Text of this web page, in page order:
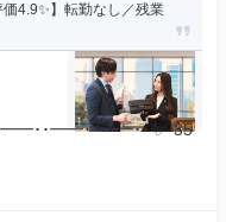
4.9✨】転勤なし／残業
･━━･･━━･･━━･･ ✅ 35